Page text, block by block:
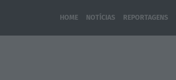
HOME NOTÍCIAS REPORTAGENS